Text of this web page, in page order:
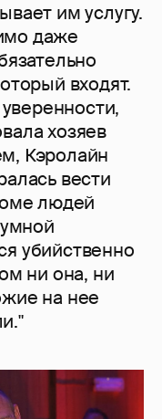
им услугу.
даже
входят.
хозяев
Кэролайн
вести
людей
убийственно
ни она, ни
на нее